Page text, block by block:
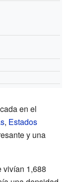
en el
, Estados
y una
vivían 1,688